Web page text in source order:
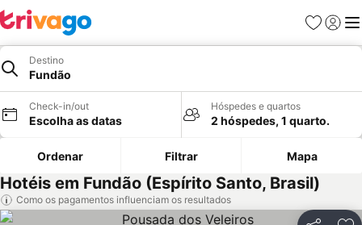
Favoritos
Iniciar
Destino
Fundão
Check-in/out
Escolha as datas
Hóspedes e quartos
2 hóspedes, 1 quarto.
Ordenar Filtrar Mapa
Hotéis em Fundão (Espírito Santo, Brasil)
Como os pagamentos influenciam os resultados